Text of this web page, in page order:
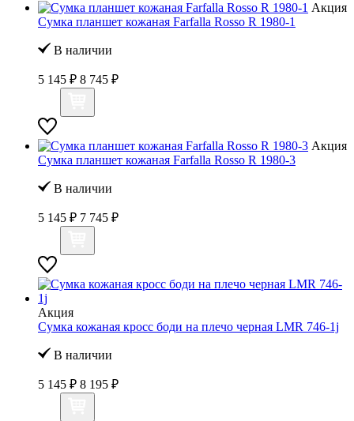
Акция
Сумка планшет кожаная Farfalla Rosso R 1980-1
В наличии
5 145 ₽ 8 745 ₽
Акция
Сумка планшет кожаная Farfalla Rosso R 1980-3
В наличии
5 145 ₽ 7 745 ₽
Акция
Сумка кожаная кросс боди на плечо черная LMR 746-1j
В наличии
5 145 ₽ 8 195 ₽